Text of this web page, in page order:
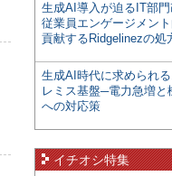
生成AI導入が迫るIT部
従業員エンゲージメン
貢献するRidgelinezの処
生成AI時代に求められ
レミス基盤─電力急増と
への対応策
イチオシ特集